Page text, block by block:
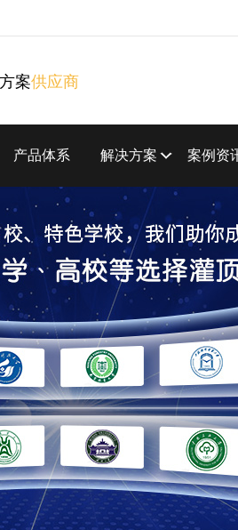
案供应商
产品体系 解决方案 案例资